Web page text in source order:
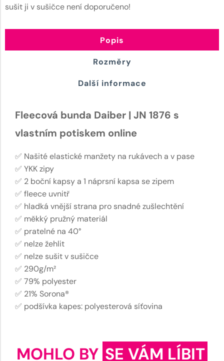
sušit ji v sušičce není doporučeno!
Popis
Rozměry
Další informace
Fleecová bunda Daiber | JN 1876 s
vlastním potiskem online
✅ Našité elastické manžety na rukávech a v pase
✅ YKK zipy
✅ 2 boční kapsy a 1 náprsní kapsa se zipem
✅ fleece uvnitř
✅ hladká vnější strana pro snadné zušlechtění
✅ měkký pružný materiál
✅ pratelné na 40°
✅ nelze žehlit
✅ nelze sušit v sušičce
✅ 290g/m²
✅ 79% polyester
✅ 21% Sorona®
✅ podšívka kapes: polyesterová síťovina
MOHLO BY SE VÁM LÍBIT